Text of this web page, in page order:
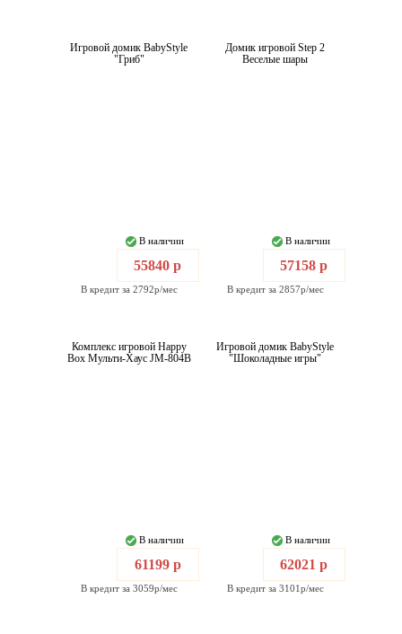
Игровой домик BabyStyle
"Гриб"
В наличии
55840 р
В кредит за 2792р/мес
Домик игровой Step 2
Веселые шары
В наличии
57158 р
В кредит за 2857р/мес
Комплекс игровой Happy
Box Мульти-Хаус JM-804B
В наличии
61199 р
В кредит за 3059р/мес
Игровой домик BabyStyle
"Шоколадные игры"
В наличии
62021 р
В кредит за 3101р/мес